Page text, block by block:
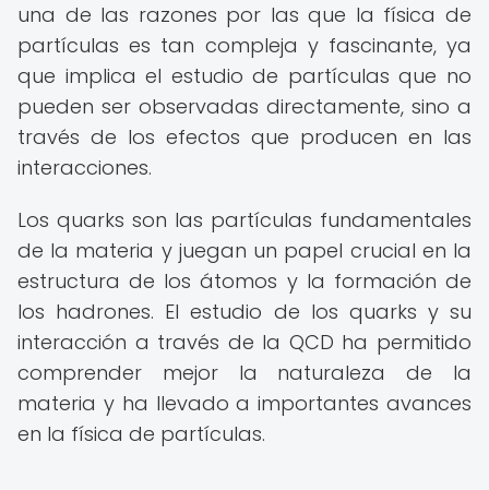
una de las razones por las que la física de
partículas es tan compleja y fascinante, ya
que implica el estudio de partículas que no
pueden ser observadas directamente, sino a
través de los efectos que producen en las
interacciones.
Los quarks son las partículas fundamentales
de la materia y juegan un papel crucial en la
estructura de los átomos y la formación de
los hadrones. El estudio de los quarks y su
interacción a través de la QCD ha permitido
comprender mejor la naturaleza de la
materia y ha llevado a importantes avances
en la física de partículas.